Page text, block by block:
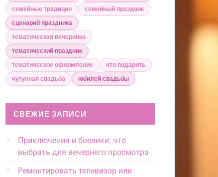
семейные традиции
семейный праздник
сценарий праздника
тематическая вечеринка
тематический праздник
тематическое оформление
что подарить
чугунная свадьба
юбилей свадьбы
СВЕЖИЕ ЗАПИСИ
Приключения и боевики: что
выбрать для вечернего просмотра
Ремонтировать телевизор или